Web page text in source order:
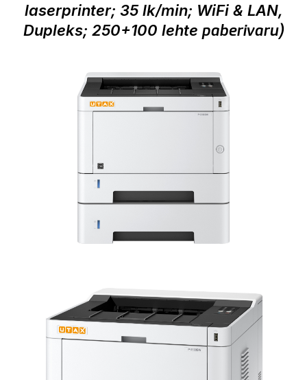
laserprinter; 35 lk/min; WiFi & LAN,
Dupleks; 250+100 lehte paberivaru)